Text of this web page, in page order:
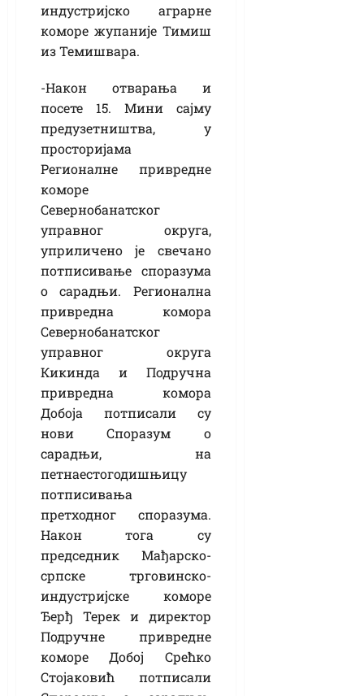
индустријско аграрне
коморе жупаније Тимиш
из Темишвара.
-Након отварања и
посете 15. Мини сајму
предузетништва, у
просторијама
Регионалне привредне
коморе
Севернобанатског
управног округа,
уприличено је свечано
потписивање споразума
о сарадњи. Регионална
привредна комора
Севернобанатског
управног округа
Кикинда и Подручна
привредна комора
Добоја потписали су
нови Споразум о
сарадњи, на
петнаестогодишњицу
потписивања
претходног споразума.
Након тога су
председник Мађарско-
српске трговинско-
индустријске коморе
Ђерђ Терек и директор
Подручне привредне
коморе Добој Срећко
Стојаковић потписали